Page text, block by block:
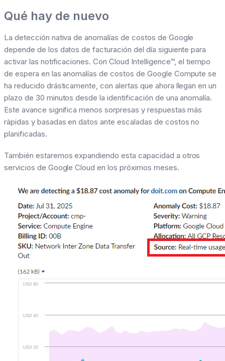
Qué hay de nuevo
La detección nativa de anomalías de costos de Google
depende de los datos de facturación del día siguiente para
activar las notificaciones. Con Cloud Intelligence™, el tiempo
de espera en las anomalías de costos de Google Compute se
ha reducido drásticamente, con alertas que ahora llegan en un
plazo de 30 minutos desde la identificación de una anomalía.
Este avance significa menos sorpresas y respuestas más
rápidas y basadas en datos ante escaladas de costos no
planificadas.
También estaremos expandiendo esta capacidad a otros
servicios de Google Cloud en los próximos meses.